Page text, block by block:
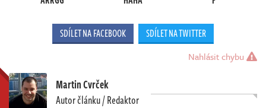
SDÍLET NA FACEBOOK SDÍLET NA TWITTER
Nahlásit chybu
Martin Cvrček
Autor článku / Redaktor